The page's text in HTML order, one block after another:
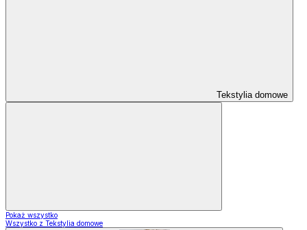
Tekstylia domowe
Pokaż wszystko
Wszystko z Tekstylia domowe